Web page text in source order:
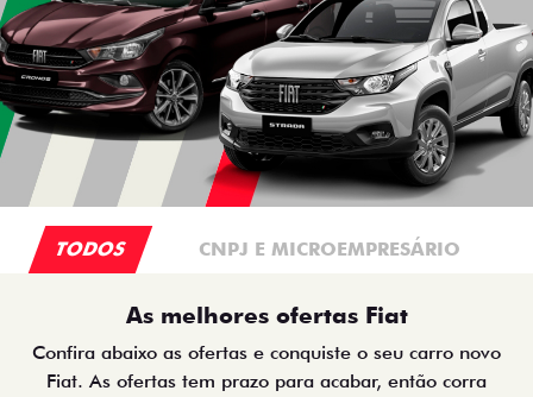
TODOS CNPJ E MICROEMPRESÁRIO
As melhores ofertas Fiat
Confira abaixo as ofertas e conquiste o seu carro novo
Fiat. As ofertas tem prazo para acabar, então corra